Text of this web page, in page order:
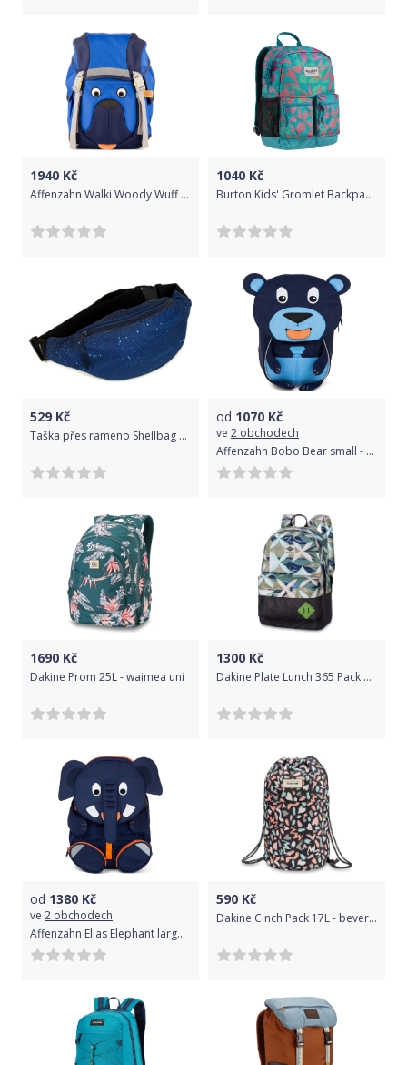
1940 Kč
Affenzahn Walki Woody Wuff - blue uni
1040 Kč
Burton Kids' Gromlet Backpack - green-blue slate morse geo print uni
529 Kč
Taška přes rameno Shellbag Galaxy Trip 2021
od 1070 Kč
ve 2 obchodech
Affenzahn Bobo Bear small - Blue uni
1690 Kč
Dakine Prom 25L - waimea uni
1300 Kč
Dakine Plate Lunch 365 Pack 21L - island bloom uni
od 1380 Kč
ve 2 obchodech
Affenzahn Elias Elephant large - Blue uni
590 Kč
Dakine Cinch Pack 17L - beverly uni